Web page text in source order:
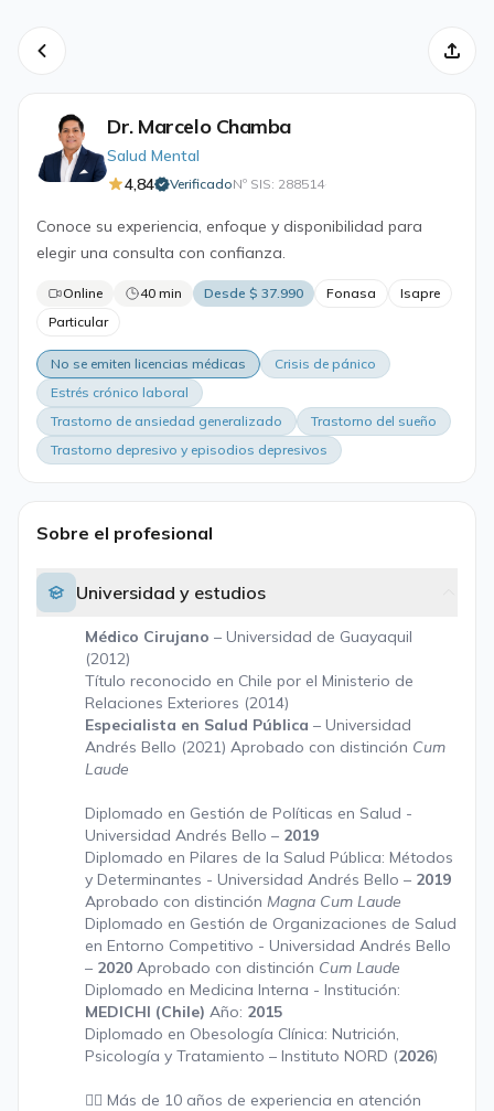
Dr. Marcelo Chamba
Salud Mental
4,84
VerificadoNº SIS: 288514·
Conoce su experiencia, enfoque y disponibilidad para
elegir una consulta con confianza.
Online 40 min Desde $ 37.990 Fonasa
Isapre
Particular
No se emiten licencias médicas
Crisis de pánico
Estrés crónico laboral
Trastorno de ansiedad generalizado
Trastorno del sueño
Trastorno depresivo y episodios depresivos
Sobre el profesional
Universidad y estudios
Médico Cirujano – Universidad de Guayaquil
(2012)
Título reconocido en Chile por el Ministerio de
Relaciones Exteriores (2014)
Especialista en Salud Pública – Universidad
Andrés Bello (2021) Aprobado con distinción Cum
Laude
Diplomado en Gestión de Políticas en Salud -
Universidad Andrés Bello – 2019
Diplomado en Pilares de la Salud Pública: Métodos
y Determinantes - Universidad Andrés Bello – 2019
Aprobado con distinción Magna Cum Laude
Diplomado en Gestión de Organizaciones de Salud
en Entorno Competitivo - Universidad Andrés Bello
– 2020 Aprobado con distinción Cum Laude
Diplomado en Medicina Interna - Institución:
MEDICHI (Chile) Año: 2015
Diplomado en Obesología Clínica: Nutrición,
Psicología y Tratamiento – Instituto NORD (2026)
👨‍⚕️ Más de 10 años de experiencia en atención